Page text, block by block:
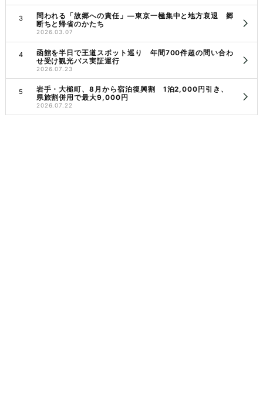
問われる「故郷への責任」―東京一極集中と地方衰退 郷
断ちと帰省のかたち
2026.03.07
函館を半日で王道スポット巡り 年間700件超の問い合わ
せ受け観光バス実証運行
2026.07.23
岩手・大槌町、8月から宿泊復興割 1泊2,000円引き、
県旅割併用で最大9,000円
2026.07.22